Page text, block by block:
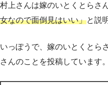
村上さんは嫁のいとくとらさ
女なので面倒見はいい」と説
いっぽうで、嫁のいとくとら
さんのことを投稿しています。